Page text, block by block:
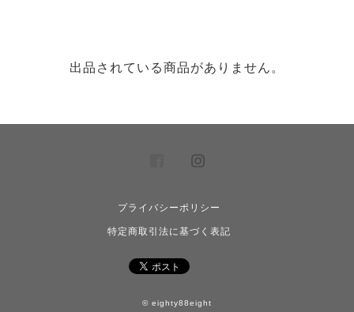
出品されている商品がありません。
プライバシーポリシー
特定商取引法に基づく表記
© eighty88eight